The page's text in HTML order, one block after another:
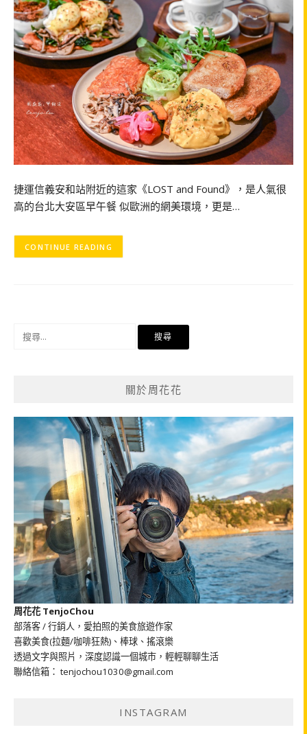
捷運信義安和站附近的這家《LOST and Found》，是人氣很
高的台北大安區早午餐 似歐洲的網美環境，更是…
CONTINUE READING
關於周花花
周花花 TenjoChou
部落客 / 行銷人，愛拍照的美食旅遊作家
喜歡美食(拉麵/咖啡狂熱)、棒球、搖滾樂
透過文字與照片，深度認識一個城市，輕輕聊聊生活
聯絡信箱： tenjochou1030@gmail.com
INSTAGRAM